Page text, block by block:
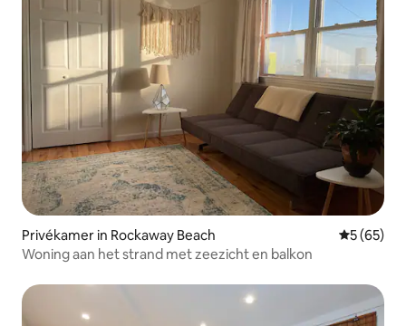
Privékamer in Rockaway Beach
5 (65)
Woning aan het strand met zeezicht en balkon